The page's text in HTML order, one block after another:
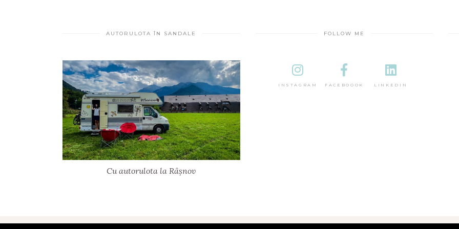
AUTORULOTA ÎN SANDALE
Cu autorulota la Râșnov
FOLLOW ME
INSTAGRAM FACEBOOOK LINKEDIN